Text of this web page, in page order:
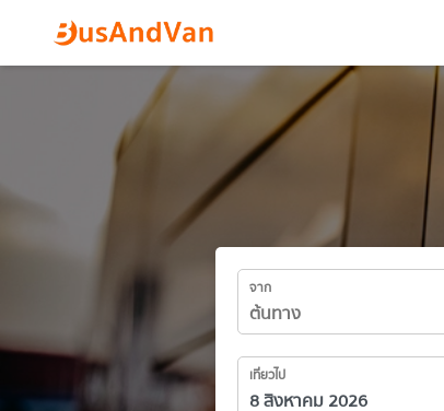
จาก
เที่ยวไป